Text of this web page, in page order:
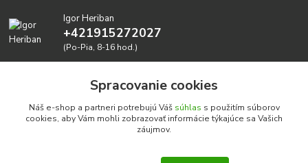
Igor Heriban
+421915272027
(Po-Pia, 8-16 hod.)
Spracovanie cookies
Náš e-shop a partneri potrebujú Váš súhlas s použitím súborov
cookies, aby Vám mohli zobrazovať informácie týkajúce sa Vašich
záujmov.